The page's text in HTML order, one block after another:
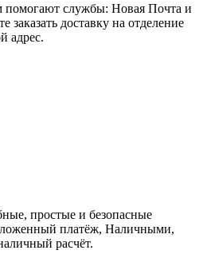
помогают службы: Новая Почта и
доставку на отделение
адрес.
простые и безопасные
платёж, Наличными,
расчёт.